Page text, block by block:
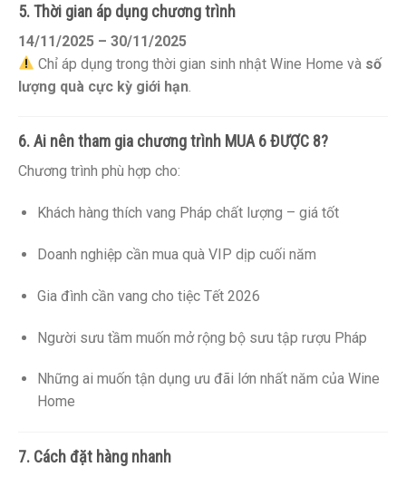
5. Thời gian áp dụng chương trình
14/11/2025 – 30/11/2025
Chỉ áp dụng trong thời gian sinh nhật Wine Home và số
lượng quà cực kỳ giới hạn
6. Ai nên tham gia chương trình MUA 6 ĐƯỢC 8?
Chương trình phù hợp cho:
Khách hàng thích vang Pháp chất lượng – giá tốt
Doanh nghiệp cần mua quà VIP dịp cuối năm
Gia đình cần vang cho tiệc Tết 2026
Người sưu tầm muốn mở rộng bộ sưu tập rượu Pháp
Những ai muốn tận dụng ưu đãi lớn nhất năm của Wine
Home
7. Cách đặt hàng nhanh